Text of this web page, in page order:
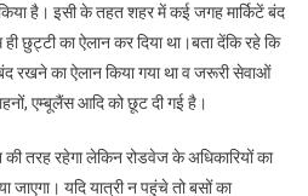
है। इसी के तहत शहर में कई जगह मार्किटें बंद
छुट्टी का ऐलान कर दिया था।बता देंकि रहे कि
बंद रखने का ऐलान किया गया था व जरूरी सेवाओं
एम्बूलैंस आदि को छूट दी गई है।
की तरह रहेगा लेकिन रोडवेज के अधिकारियों का
यदि यात्री न पहुंचे तो बसों का